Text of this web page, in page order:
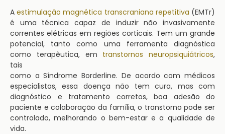
Aestimulação magnética transcraniana repetitiva (EMTr)
é uma técnica capaz de induzir não invasivamente
correntes elétricas em regiões corticais. Tem um grande
potencial, tanto como uma ferramenta diagnóstica
como terapêutica, em transtornos neuropsiquiátricos,
tais
como a Síndrome Borderline. De acordo com médicos
especialistas, essa doença não tem cura, mas com
diagnóstico e tratamento corretos, boa adesão do
paciente e colaboração da família, o transtorno pode ser
controlado, melhorando o bem-estar e a qualidade de
vida.